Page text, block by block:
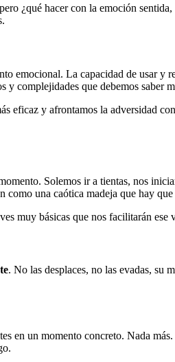
¿qué hacer con la emoción
emocional. La capacidad de usar y
complejidades que debemos saber
eficaz y afrontamos la adversidad
Solemos ir a tientas, nos
una caótica madeja que hay que
muy básicas que nos facilitarán
. No las desplaces, no las evadas, su
en un momento concreto. Nada más.